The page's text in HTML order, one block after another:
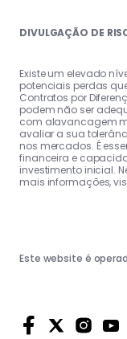
DIVULGAÇÃO DE
Existe um elevado
potenciais perdas
Contratos por
podem não ser
com alavancagem
avaliar a sua
nos mercados. É
financeira e
investimento inicial.
mais informações,
Este website é